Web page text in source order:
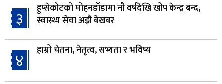
३
हुप्सेकोटको मोहनडाँडामा नौ वर्षदेखि खोप केन्द्र बन्द,
स्वास्थ्य सेवा अझै बेखबर
४ हाम्रो चेतना, नेतृत्व, सभ्यता र भविष्य